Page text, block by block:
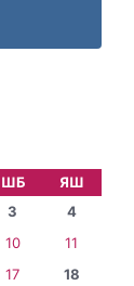
ШБ
ЯШ
3
4
10
11
17
18